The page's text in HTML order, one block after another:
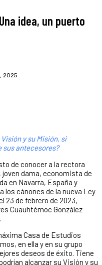
idea, un puerto
2025
y su Misión, si
sus antecesores?
de conocer a la rectora
joven dama, economista de
en Navarra, España y
cánones de la nueva Ley
23 de febrero de 2023,
Cuauhtémoc González
Casa de Estudios
en ella y en su grupo
deseos de éxito. Tiene
alcanzar su Visión y su